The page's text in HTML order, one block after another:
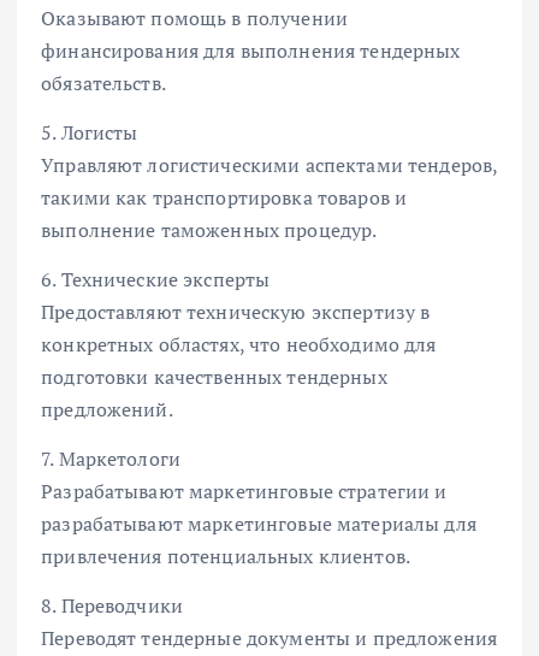
Оказывают помощь в получении
финансирования для выполнения тендерных
обязательств.
5. Логисты
Управляют логистическими аспектами тендеров,
такими как транспортировка товаров и
выполнение таможенных процедур.
6. Технические эксперты
Предоставляют техническую экспертизу в
конкретных областях, что необходимо для
подготовки качественных тендерных
предложений.
7. Маркетологи
Разрабатывают маркетинговые стратегии и
разрабатывают маркетинговые материалы для
привлечения потенциальных клиентов.
8. Переводчики
Переводят тендерные документы и предложения